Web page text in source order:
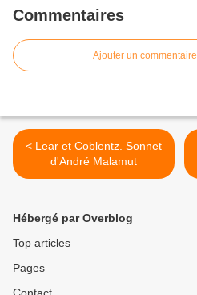
Commentaires
Ajouter un commentaire
< Lear et Coblentz. Sonnet
d'André Malamut
Hébergé par Overblog
Top articles
Pages
Contact